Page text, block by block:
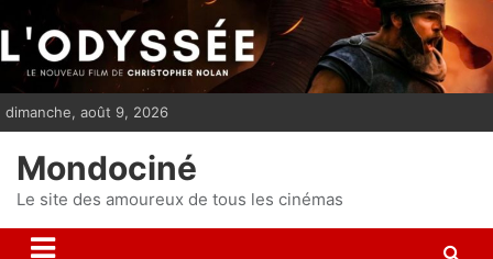
i
p
t
n
dimanche, août 9, 2026
Mondociné
Le site des amoureux de tous les cinémas